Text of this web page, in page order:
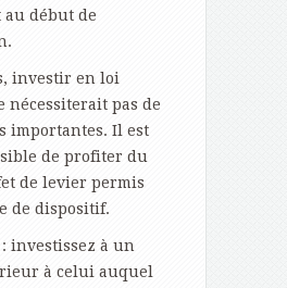
début de
investir en loi
nécessiterait pas de
importantes. Il est
de profiter du
de levier permis
de dispositif.
investissez à un
à celui auquel